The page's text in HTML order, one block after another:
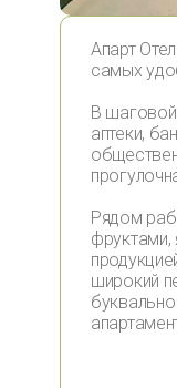
Апарт
самых
В шаговой
аптеки,
Рядом
широкий